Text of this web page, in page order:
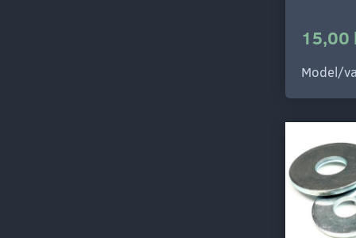
15,00
Model/